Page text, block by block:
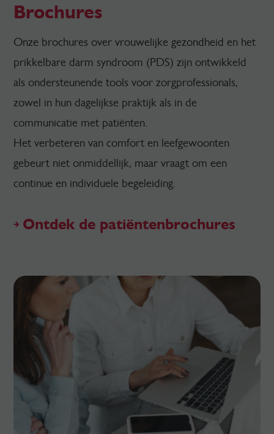
Brochures
Onze brochures over vrouwelijke gezondheid en het
prikkelbare darm syndroom (PDS) zijn ontwikkeld
als ondersteunende tools voor zorgprofessionals,
zowel in hun dagelijkse praktijk als in de
communicatie met patiënten.
Het verbeteren van comfort en leefgewoonten
gebeurt niet onmiddellijk, maar vraagt om een
continue en individuele begeleiding.
Ontdek de patiëntenbrochures